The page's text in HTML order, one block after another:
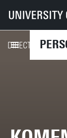
UT UT-Kring
DIRECT NAAR